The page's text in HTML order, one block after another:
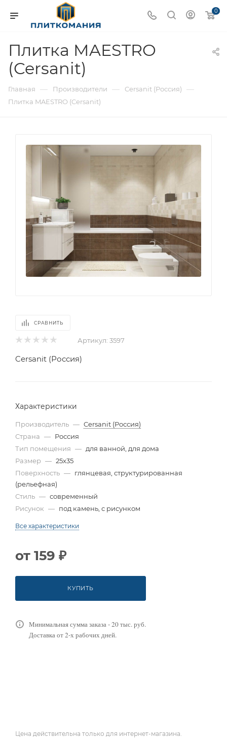
0
Плитка MAESTRO
(Cersanit)
Главная — Производители — Cersanit (Россия) —
Плитка MAESTRO (Cersanit)
СРАВНИТЬ
Артикул: 3597
Cersanit (Россия)
Характеристики
Производитель — Cersanit (Россия)
Страна — Россия
Тип помещения — для ванной, для дома
Размер — 25x35
Поверхность — глянцевая, структурированная
(рельефная)
Стиль — современный
Рисунок — под камень, с рисунком
Все характеристики
от 159 ₽
КУПИТЬ
Минимальная сумма заказа - 20 тыс. руб.
Доставка от 2-х рабочих дней.
Цена действительна только для интернет-магазина.